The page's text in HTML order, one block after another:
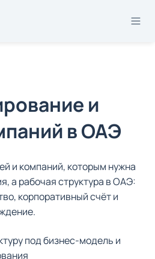
и
в ОАЭ
и компаний, которым нужна
а рабочая структура в ОАЭ:
корпоративный счёт и
под бизнес-модель и